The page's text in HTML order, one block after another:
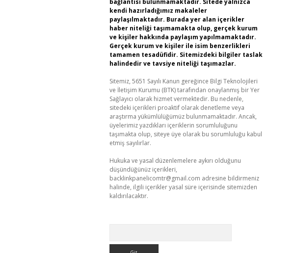
bağlantısı bulunmamaktadır. Sitede yalnızca
kendi hazırladığımız makaleler
paylaşılmaktadır. Burada yer alan içerikler
haber niteliği taşımamakta olup, gerçek kurum
ve kişiler hakkında paylaşım yapılmamaktadır.
Gerçek kurum ve kişiler ile isim benzerlikleri
tamamen tesadüfidir. Sitemizdeki bilgiler taslak
halindedir ve tavsiye niteliği taşımazlar.
Sitemiz, 5651 Sayılı Kanun gereğince Bilgi Teknolojileri
ve İletişim Kurumu (BTK) tarafından onaylanmış bir Yer
Sağlayıcı olarak hizmet vermektedir. Bu nedenle,
sitedeki içerikleri proaktif olarak denetleme veya
araştırma yükümlülüğümüz bulunmamaktadır. Ancak,
üyelerimiz yazdıkları içeriklerin sorumluluğunu
taşımakta olup, siteye üye olarak bu sorumluluğu kabul
etmiş sayılırlar.
Hukuka ve yasal düzenlemelere aykırı olduğunu
düşündüğünüz içerikleri,
backlinkpanelicomtr@gmail.com adresine bildirmeniz
halinde, ilgili içerikler yasal süre içerisinde sitemizden
kaldırılacaktır.